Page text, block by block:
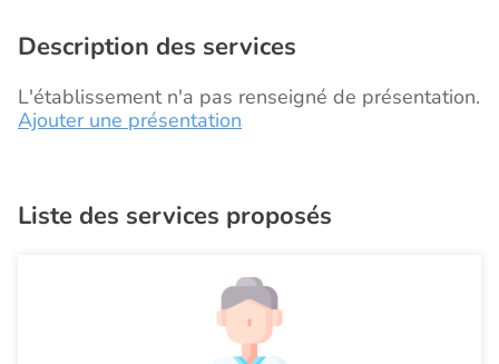
Description des services
L'établissement n'a pas renseigné de présentation.
Ajouter une présentation
Liste des services proposés